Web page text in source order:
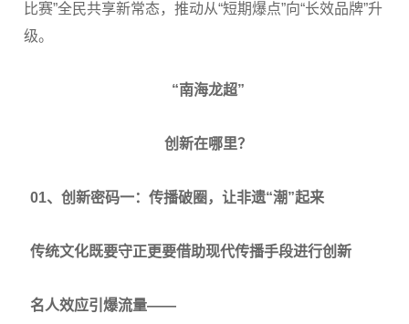
比赛”全民共享新常态，推动从“短期爆点”向“长效品牌”升
级。
“南海龙超”
创新在哪里？
01、 创新密码一：传播破圈，让非遗“潮”起来
传统文化既要守正更要借助现代传播手段进行创新
名人效应引爆流量——